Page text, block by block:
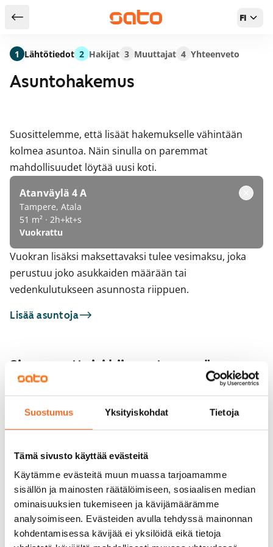
Suostumus Yksityiskohdat Tietoja
Tämä sivusto käyttää evästeitä
Käytämme evästeitä muun muassa tarjoamamme
sisällön ja mainosten räätälöimiseen, sosiaalisen median
ominaisuuksien tukemiseen ja kävijämäärämme
analysoimiseen. Evästeiden avulla tehdyssä mainonnan
kohdentamisessa kävijää ei yksilöidä eikä tietoja
Takaisin hakutuloksiin FI
Asuntohakemus
Suosittelemme, että lisäät hakemukselle vähintään
kolmea asuntoa. Näin sinulla on paremmat
mahdollisuudet löytää uusi koti.
Atanväylä 4 A
Tampere, Atala
51 m² · 2h+kt+s
Vuokrattu
Vuokran lisäksi maksettavaksi tulee vesimaksu, joka
perustuu joko asukkaiden määrään tai
vedenkulutukseen asunnosta riippuen.
Lisää asuntoja
Sinua saattaisi kiinnostaa myös
Tampere, Atala
43 m² · 2h+kk+s
Kourutaltankatu 5
Heti vapaa
1 Lähtötiedot 2 Hakijat 3 Muuttajat 4 Yhteenveto